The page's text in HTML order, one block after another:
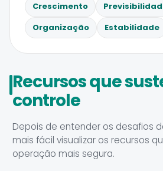
Crescimento
Organização
Estabilidade
Recursos que
controle
Depois de entender os desafios
mais fácil visualizar os recursos
operação mais segura.